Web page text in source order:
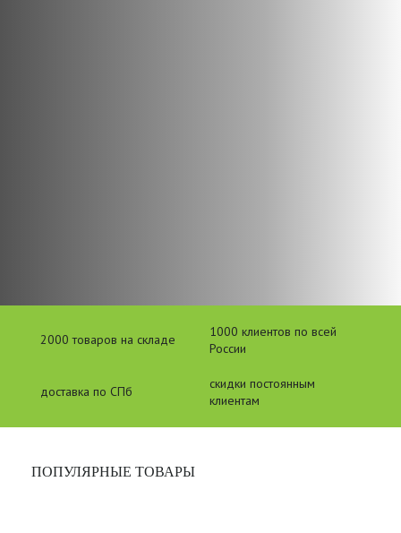
2000 товаров на складе
1000 клиентов по всей
России
доставка по СПб
скидки постоянным
клиентам
ПОПУЛЯРНЫЕ ТОВАРЫ